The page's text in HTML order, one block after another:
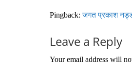
Pingback:जगत प्रकाश
Leave a Reply
Your email address will